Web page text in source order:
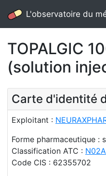
L'observatoire du
TOPALGIC
(solution
Carte d'identité
Exploitant :
Forme pharmaceutique :
Classification ATC :
Code CIS : 62355702